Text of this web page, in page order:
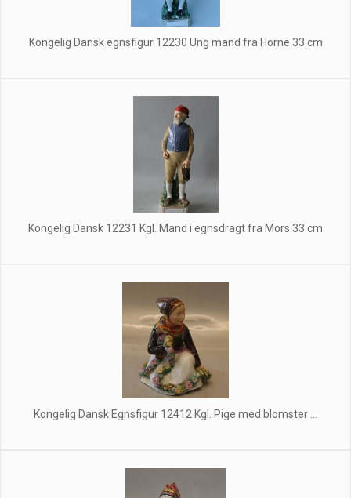
Kongelig Dansk egnsfigur 12230 Ung mand fra Horne 33 cm
Kongelig Dansk 12231 Kgl. Mand i egnsdragt fra Mors 33 cm
Kongelig Dansk Egnsfigur 12412 Kgl. Pige med blomster ...